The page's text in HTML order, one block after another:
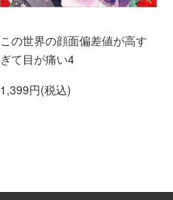
この世界の顔面偏差値が高す
ぎて目が痛い4
1,399円(税込)